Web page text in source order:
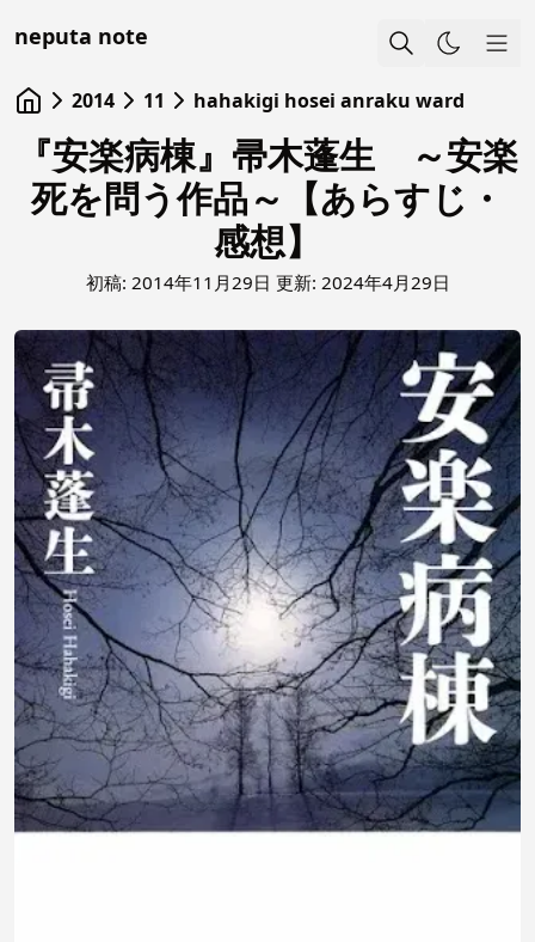
neputa note
2014
11 hahakigi hosei anraku ward
『安楽病棟』帚木蓬生 ～安楽
死を問う作品～【あらすじ・
感想】
初稿: 2014年11月29日 更新: 2024年4月29日